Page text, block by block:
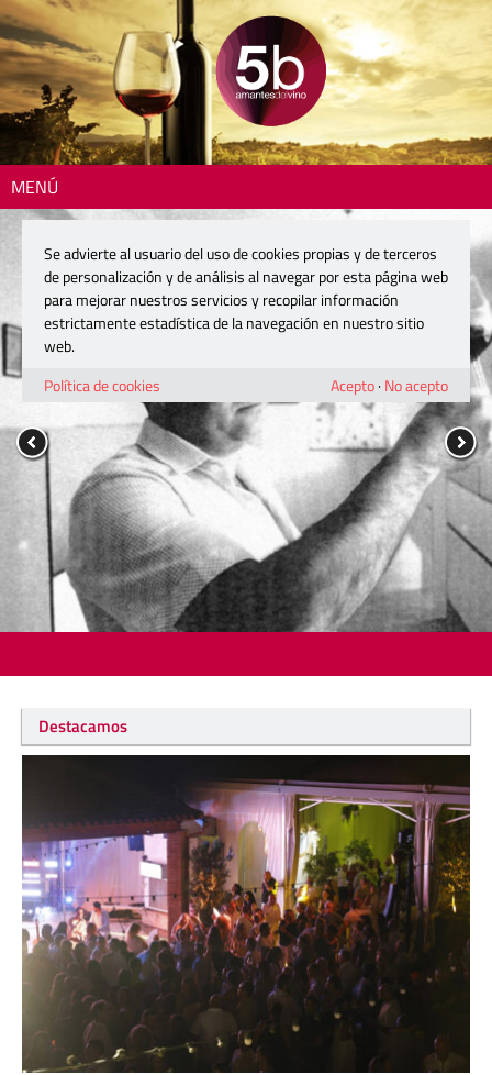
MENÚ
Destacamos
Se advierte al usuario del uso de cookies propias y de terceros
de personalización y de análisis al navegar por esta página web
para mejorar nuestros servicios y recopilar información
estrictamente estadística de la navegación en nuestro sitio
web.
Política de cookies
Acepto· No acepto